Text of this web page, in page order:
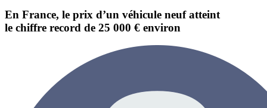
En France, le prix d’un véhicule neuf atteint
le chiffre record de 25 000 € environ